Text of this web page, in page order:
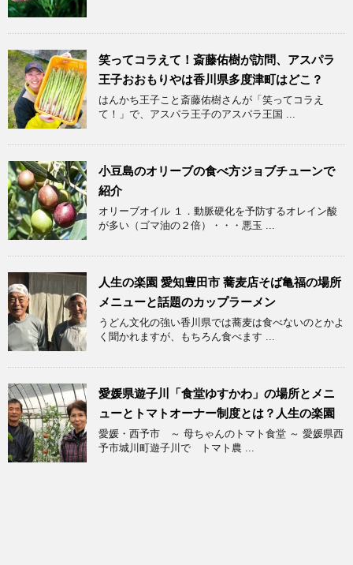
笑ってコラえて！斎藤佑樹が訪問、アスパラ
王子おおもりやは香川県多度津町はどこ？
はんかち王子こと斎藤佑樹さんが「笑ってコラえ
て！」で、アスパラ王子のアスパラ王国 ...
小豆島のオリーブの食べ方ジョブチューンで
紹介
オリーブオイル １．動脈硬化を予防するオレイン酸
が多い（ゴマ油の２倍）・・・悪玉 ...
人生の楽園 愛知豊田市 蕎麦店そば亀福の場所
メニューと話題のカップラーメン
うどん文化の強い香川県では蕎麦は食べないのとかよ
く聞かれますが、もちろん食べます ...
愛媛県遊子川「食堂ゆすかわ」の場所とメニ
ューとトマトオーナー制度とは？人生の楽園
愛媛・西予市 ～ 母ちゃんのトマト食堂 ～ 愛媛県西
予市城川町遊子川で トマト農 ...